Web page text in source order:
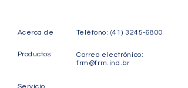
Acerca de Teléfono: (41) 3245-6800
Productos
Correo electrónico:
frm@frm.ind.br